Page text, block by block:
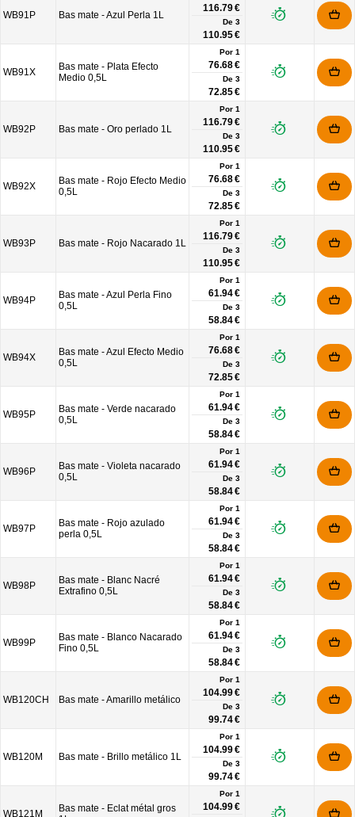
WB91P Bas mate - Azul Perla 1L
116.79 €
De 3
110.95 €
WB91X
Bas mate - Plata Efecto
Medio 0,5L
Por 1
76.68 €
De 3
72.85 €
WB92P Bas mate - Oro perlado 1L
Por 1
116.79 €
De 3
110.95 €
WB92X
Bas mate - Rojo Efecto Medio
0,5L
Por 1
76.68 €
De 3
72.85 €
WB93P Bas mate - Rojo Nacarado 1L
Por 1
116.79 €
De 3
110.95 €
WB94P
Bas mate - Azul Perla Fino
0,5L
Por 1
61.94 €
De 3
58.84 €
WB94X
Bas mate - Azul Efecto Medio
0,5L
Por 1
76.68 €
De 3
72.85 €
WB95P
Bas mate - Verde nacarado
0,5L
Por 1
61.94 €
De 3
58.84 €
WB96P
Bas mate - Violeta nacarado
0,5L
Por 1
61.94 €
De 3
58.84 €
WB97P
Bas mate - Rojo azulado
perla 0,5L
Por 1
61.94 €
De 3
58.84 €
WB98P
Bas mate - Blanc Nacré
Extrafino 0,5L
Por 1
61.94 €
De 3
58.84 €
WB99P
Bas mate - Blanco Nacarado
Fino 0,5L
Por 1
61.94 €
De 3
58.84 €
WB120CH Bas mate - Amarillo metálico
Por 1
104.99 €
De 3
99.74 €
WB120M Bas mate - Brillo metálico 1L
Por 1
104.99 €
De 3
99.74 €
WB121M
Bas mate - Eclat métal gros
Por 1
104.99 €